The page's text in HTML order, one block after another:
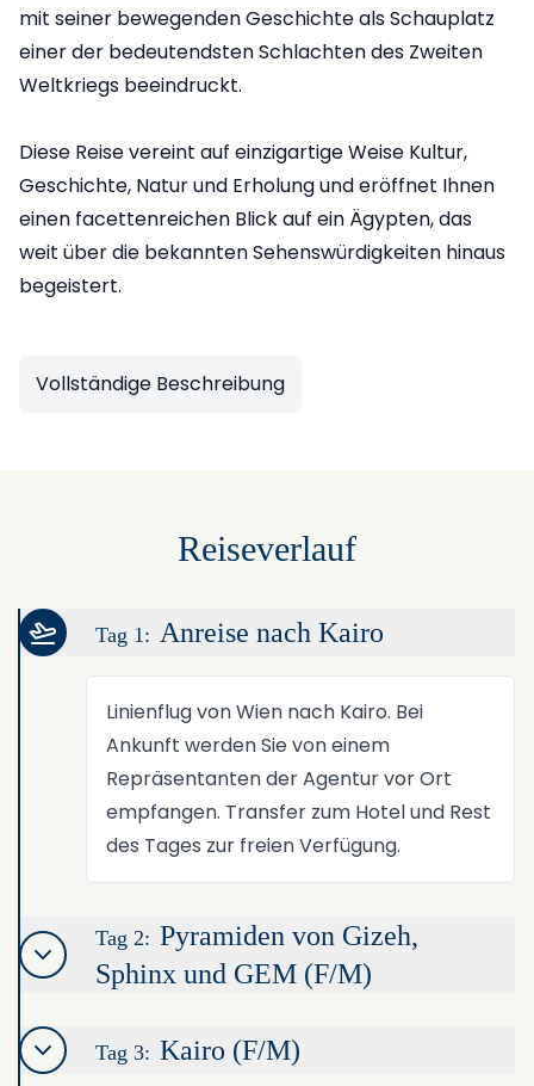
mit seiner bewegenden Geschichte als Schauplatz
einer der bedeutendsten Schlachten des Zweiten
Weltkriegs beeindruckt.
Diese Reise vereint auf einzigartige Weise Kultur,
Geschichte, Natur und Erholung und eröffnet Ihnen
einen facettenreichen Blick auf ein Ägypten, das
weit über die bekannten Sehenswürdigkeiten hinaus
begeistert.
Vollständige Beschreibung
Reiseverlauf
Tag 1: Anreise nach Kairo
Linienflug von Wien nach Kairo. Bei
Ankunft werden Sie von einem
Repräsentanten der Agentur vor Ort
empfangen. Transfer zum Hotel und Rest
des Tages zur freien Verfügung.
Tag 2: Pyramiden von Gizeh,
Sphinx und GEM (F/M)
Tag 3: Kairo (F/M)